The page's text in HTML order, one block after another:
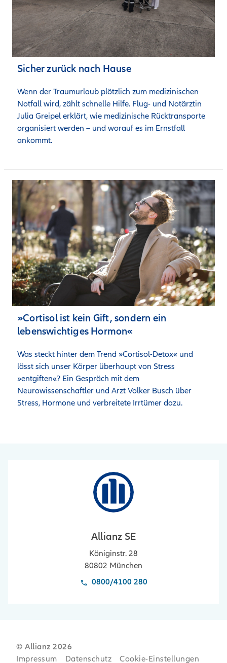
Sicher zurück nach Hause
Wenn der Traumurlaub plötzlich zum medizinischen
Notfall wird, zählt schnelle Hilfe. Flug- und Notärztin
Julia Greipel erklärt, wie medizinische Rücktransporte
organisiert werden – und worauf es im Ernstfall
ankommt.
»Cortisol ist kein Gift, sondern ein
lebenswichtiges Hormon«
Was steckt hinter dem Trend »Cortisol-Detox« und
lässt sich unser Körper überhaupt von Stress
»entgiften«? Ein Gespräch mit dem
Neurowissenschaftler und Arzt Volker Busch über
Stress, Hormone und verbreitete Irrtümer dazu.
Allianz SE
Königinstr. 28
80802 München
0800/4100 280
© Allianz 2026
Impressum
Datenschutz Cookie-Einstellungen